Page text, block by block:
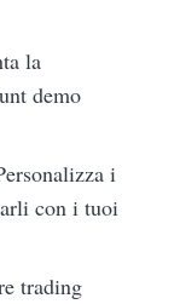
la
demo
i
con i tuoi
trading